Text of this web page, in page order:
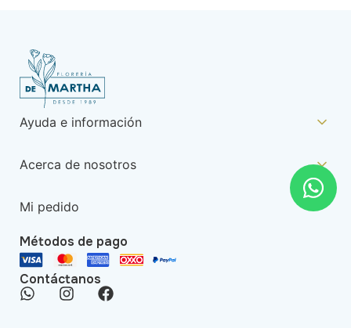
Ayuda e información
Acerca de nosotros
Mi pedido
Métodos de pago
Contáctanos